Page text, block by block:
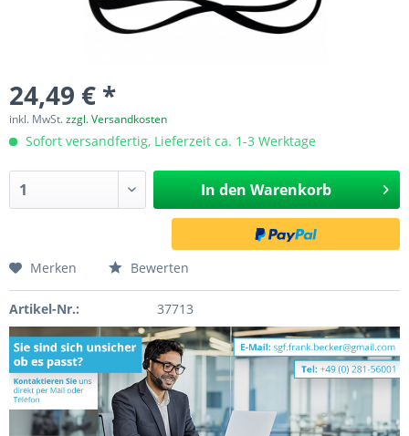
24,49 € *
inkl. MwSt.zzgl. Versandkosten
Sofort versandfertig, Lieferzeit ca. 1-3 Werktage
In den Warenkorb
Merken Bewerten
Artikel-Nr.: 37713